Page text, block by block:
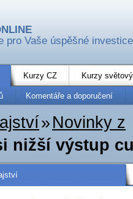
pro Vaše úspěšné investice
Kurzy CZ Kurzy
Komentáře a doporučení
» Novinky z
nižší výstup